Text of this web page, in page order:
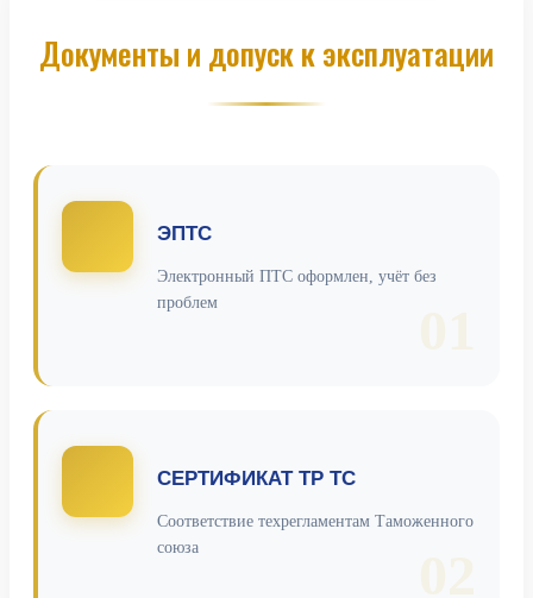
Документы и допуск к эксплуатации
ЭПТС
Электронный ПТС оформлен, учёт без
проблем
СЕРТИФИКАТ ТР ТС
Соответствие техрегламентам Таможенного
союза